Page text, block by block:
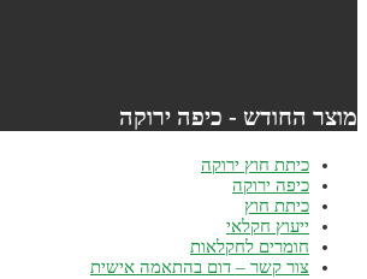
החודש - כיפה ירוקה
כיתת חוץ ירוקה
כיפה ירוקה
כיתת חוץ
ייעוץ חקלאי
חומרים לחקלאות
צור קשר – דום בהתאמה אישית